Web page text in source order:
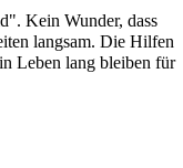
Kein Wunder, dass
langsam. Die Hilfen
Leben lang bleiben für